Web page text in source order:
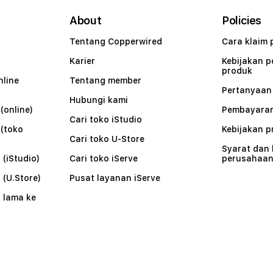
lama ke
About
Tentang Copperwired
Karier
Tentang member
Hubungi kami
Cari toko iStudio
Cari toko U-Store
Cari toko iServe
Pusat layanan iServe
Policies
Cara klaim
Kebijakan
produk
Pertanyaan
Kebijakan
Syarat dan
perusahaan